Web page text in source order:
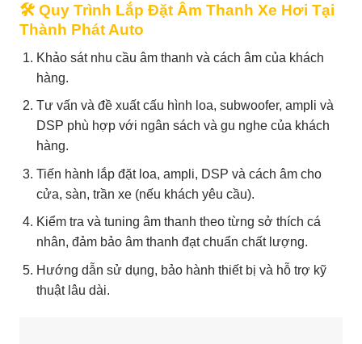
🛠️ Quy Trình Lắp Đặt Âm Thanh Xe Hơi Tại
Thành Phát Auto
Khảo sát nhu cầu âm thanh và cách âm của khách
hàng.
Tư vấn và đề xuất cấu hình loa, subwoofer, ampli và
DSP phù hợp với ngân sách và gu nghe của khách
hàng.
Tiến hành lắp đặt loa, ampli, DSP và cách âm cho
cửa, sàn, trần xe (nếu khách yêu cầu).
Kiểm tra và tuning âm thanh theo từng sở thích cá
nhân, đảm bảo âm thanh đạt chuẩn chất lượng.
Hướng dẫn sử dụng, bảo hành thiết bị và hỗ trợ kỹ
thuật lâu dài.